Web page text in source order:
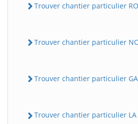
Trouver chantier particulier
Trouver chantier particulier
Trouver chantier particulier
Trouver chantier particulier LA